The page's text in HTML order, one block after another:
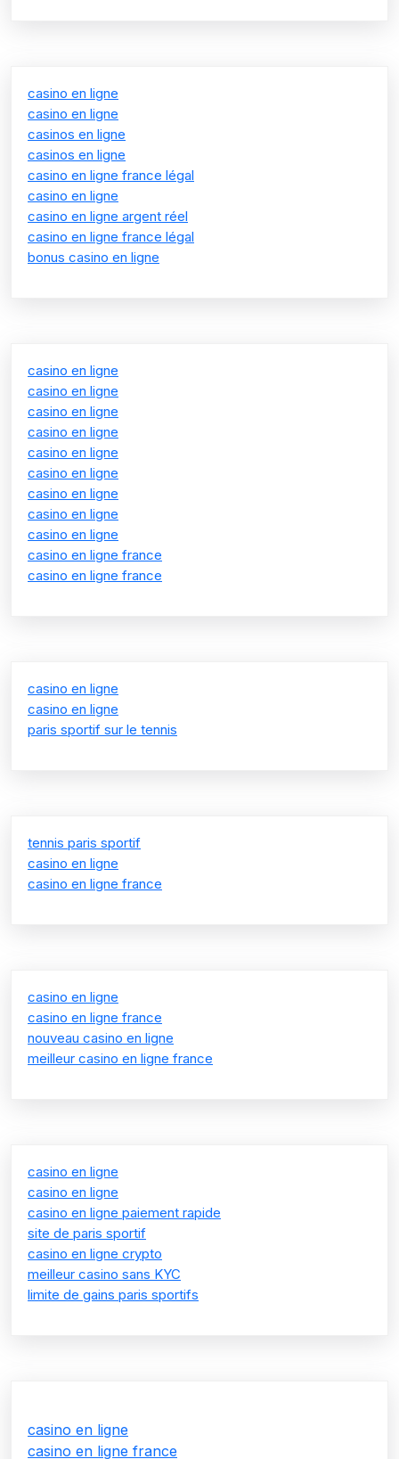
casino en ligne
casino en ligne
casinos en ligne
casinos en ligne
casino en ligne france légal
casino en ligne
casino en ligne argent réel
casino en ligne france légal
bonus casino en ligne
casino en ligne
casino en ligne
casino en ligne
casino en ligne
casino en ligne
casino en ligne
casino en ligne
casino en ligne
casino en ligne
casino en ligne france
casino en ligne france
casino en ligne
casino en ligne
paris sportif sur le tennis
tennis paris sportif
casino en ligne
casino en ligne france
casino en ligne
casino en ligne france
nouveau casino en ligne
meilleur casino en ligne france
casino en ligne
casino en ligne
casino en ligne paiement rapide
site de paris sportif
casino en ligne crypto
meilleur casino sans KYC
limite de gains paris sportifs
casino en ligne
casino en ligne france